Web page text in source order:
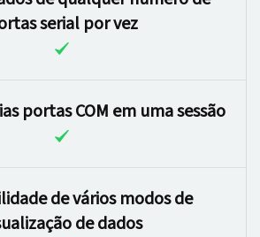
serial por vez
portas COM em uma sessão
de vários modos de
de dados